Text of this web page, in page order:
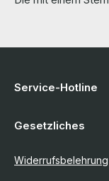
Service-Hotline
Gesetzliches
Widerrufsbelehrung